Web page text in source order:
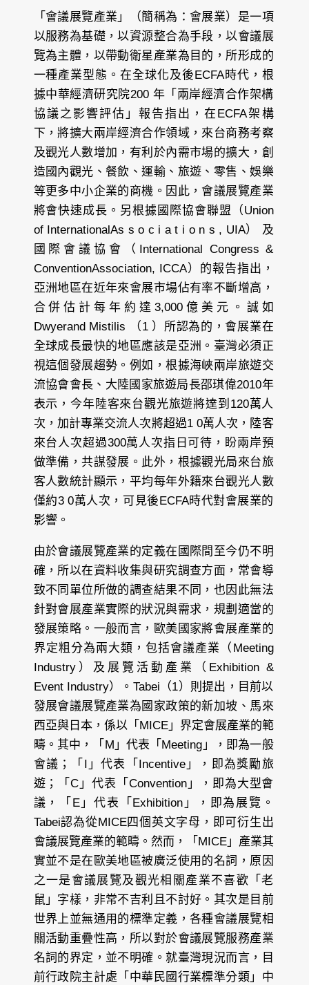
「會議展覽產業」（簡稱為：會展業）是一項
以服務為基礎，以資源整合為手段，以會議展
覽為主體，以帶動衛星產業為目的，所形成的
一種產業型態。在全球化及後ECFA時代，根
據中華經濟研究院200 年「兩岸經濟合作架構
協議之影響評估」報告指出，在ECFA架構
下，將擴大兩岸經濟合作領域，來台商務考察
及觀光人數增加，有利於內需市場的擴大，創
造國內觀光、餐飲、運輸、旅遊、零售、娛樂
等更多中小企業的商機。因此，會議展覽產業
將會快速成長。另根據國際協會聯盟（Union
of InternationalAs s o c i a t i o n s , UIA） 及
國際會議協會（International Congress &
ConventionAssociation, ICCA）的報告指出，
亞洲地區在近年來會展市場佔有率不斷增高，
合併估計每年約達3,000億美元。誠如
Dwyerand Mistilis （1 ）所認為的，會展業在
全球成長最快的地區應該是亞洲。臺灣必須正
視這個發展趨勢。例如，根據海峽兩岸旅遊交
流協會會長、大陸國家旅遊局長邵琪偉2010年
表示，今年陸客來台觀光旅遊將達到120萬人
次，加計專業交流人次將超過1 0萬人次，陸客
來台人次超過300萬人次指日可待，盼兩岸預
做準備，共謀發展。此外，根據觀光局來台旅
客人數統計顯示，平均每年外籍來台觀光人數
僅約3 0萬人次，可見後ECFA時代對會展業的
影響。
由於會議展覽產業的定義在國際間至今仍不明
確，所以在資料收集與研究調查方面，常會導
致不同單位所做的調查結果不同，也因此無法
針對會展產業實際的狀況與需求，規劃適當的
發展策略。一般而言，歐美國家將會展產業的
界定粗分為兩大類，包括會議產業（Meeting
Industry）及展覽活動產業（Exhibition &
Event Industry）。Tabei（1）則提出，目前以
發展會議展覽產業為國家政策的新加坡、馬來
西亞與日本，係以「MICE」界定會展產業的範
疇。其中，「M」代表「Meeting」，即為一般
會議；「I」代表「Incentive」，即為獎勵旅
遊；「C」代表「Convention」，即為大型會
議，「E」代表「Exhibition」，即為展覽。
Tabei認為從MICE四個英文字母，即可衍生出
會議展覽產業的範疇。然而，「MICE」產業其
實並不是在歐美地區被廣泛使用的名詞，原因
之一是會議展覽及觀光相關產業不喜歡「老
鼠」字樣，非常不吉利且不討好。其次是目前
世界上並無通用的標準定義，各種會議展覽相
關活動重疊性高，所以對於會議展覽服務產業
名詞的界定，並不明確。就臺灣現況而言，目
前行政院主計處「中華民國行業標準分類」中